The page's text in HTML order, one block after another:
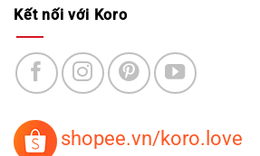
Kết nối với Koro
shopee.vn/koro.love